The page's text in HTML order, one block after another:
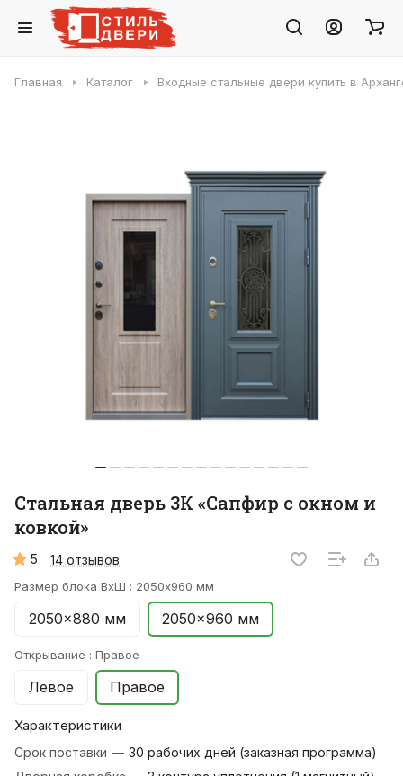
Главная Каталог Входные стальные двери купить в
Стальная дверь 3К «Сапфир с окном и
ковкой»
5 14 отзывов
Размер блока ВхШ : 2050x960 мм
2050x880 мм 2050x960 мм
Открывание : Правое
Левое Правое
Характеристики
Срок поставки — 30 рабочих дней (заказная программа)